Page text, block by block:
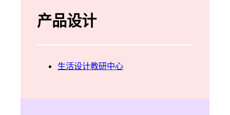
产品设计
生活设计教研中心